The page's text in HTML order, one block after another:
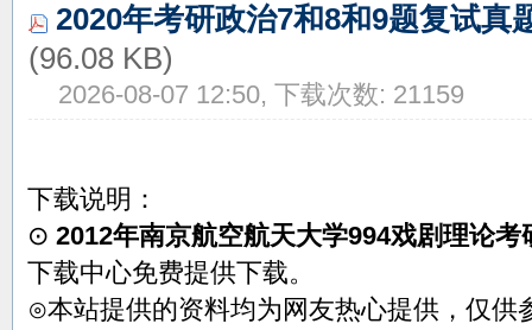
2020年考研政治7和8和9题复试真
(96.08 KB)
2026-08-07 12:50, 下载次数: 21159
下载说明：
⊙ 2012年南京航空航天大学994戏剧理论
下载中心免费提供下载。
⊙本站提供的资料均为网友热心提供，仅供